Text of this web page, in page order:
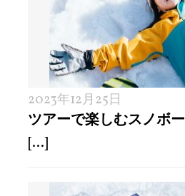
2023年12月25日
ツアーで楽しむスノボー
[...]